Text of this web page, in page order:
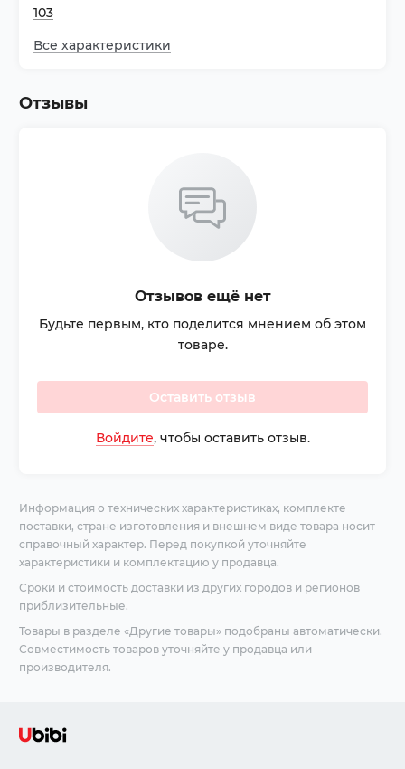
103
Все характеристики
Отзывы
Отзывов ещё нет
Будьте первым, кто поделится мнением об этом
товаре.
Оставить отзыв
Войдите, чтобы оставить отзыв.
Информация о технических характеристиках, комплекте
поставки, стране изготовления и внешнем виде товара носит
справочный характер. Перед покупкой уточняйте
характеристики и комплектацию у продавца.
Сроки и стоимость доставки из других городов и регионов
приблизительные.
Товары в разделе «Другие товары» подобраны автоматически.
Совместимость товаров уточняйте у продавца или
производителя.